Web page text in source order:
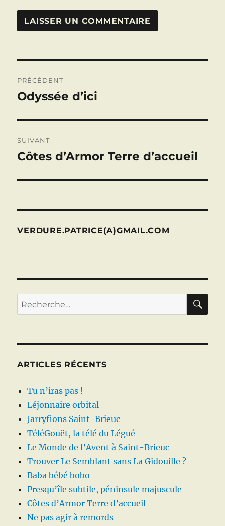
de
PRÉCÉDENT
Publication
Odyssée d’ici
SUIVANT
Publication
Côtes d’Armor Terre d’accueil
VERDURE.PATRICE(A)GMAIL.COM
Recherche
pour :
ARTICLES RÉCENTS
Tu n’iras pas !
Léjonnaire orbital
Jarryfions Saint-Brieuc
TéléGouët, la télé du Légué
Le Monde de l’Avent à Saint-Brieuc
Trouver Le Semblant sans La Gidouille ?
Baba bébé bobo
Presqu’île subtile, péninsule majuscule
Côtes d’Armor Terre d’accueil
Ne pas agir à remords